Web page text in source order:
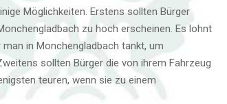
Möglichkeiten. Erstens sollten Bürger
zu hoch erscheinen. Es lohnt
in Monchengladbach tankt, um
sollten Bürger die von ihrem Fahrzeug
teuren, wenn sie zu einem